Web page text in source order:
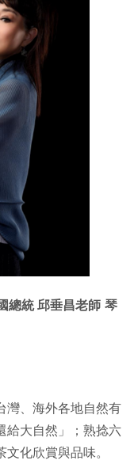
總統 邱垂昌老師 琴
灣、海外各地自然有
給大自然」；熟捻六
化欣賞與品味。